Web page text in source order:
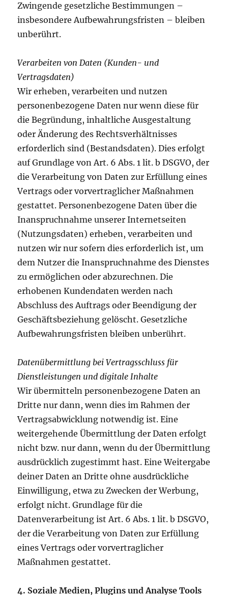
Zwingende gesetzliche Bestimmungen –
insbesondere Aufbewahrungsfristen – bleiben
unberührt.
Verarbeiten von Daten (Kunden- und
Vertragsdaten)
Wir erheben, verarbeiten und nutzen
personenbezogene Daten nur wenn diese für
die Begründung, inhaltliche Ausgestaltung
oder Änderung des Rechtsverhältnisses
erforderlich sind (Bestandsdaten). Dies erfolgt
auf Grundlage von Art. 6 Abs. 1 lit. b DSGVO, der
die Verarbeitung von Daten zur Erfüllung eines
Vertrags oder vorvertraglicher Maßnahmen
gestattet. Personenbezogene Daten über die
Inanspruchnahme unserer Internetseiten
(Nutzungsdaten) erheben, verarbeiten und
nutzen wir nur sofern dies erforderlich ist, um
dem Nutzer die Inanspruchnahme des Dienstes
zu ermöglichen oder abzurechnen. Die
erhobenen Kundendaten werden nach
Abschluss des Auftrags oder Beendigung der
Geschäftsbeziehung gelöscht. Gesetzliche
Aufbewahrungsfristen bleiben unberührt.
Datenübermittlung bei Vertragsschluss für
Dienstleistungen und digitale Inhalte
Wir übermitteln personenbezogene Daten an
Dritte nur dann, wenn dies im Rahmen der
Vertragsabwicklung notwendig ist. Eine
weitergehende Übermittlung der Daten erfolgt
nicht bzw. nur dann, wenn du der Übermittlung
ausdrücklich zugestimmt hast. Eine Weitergabe
deiner Daten an Dritte ohne ausdrückliche
Einwilligung, etwa zu Zwecken der Werbung,
erfolgt nicht. Grundlage für die
Datenverarbeitung ist Art. 6 Abs. 1 lit. b DSGVO,
der die Verarbeitung von Daten zur Erfüllung
eines Vertrags oder vorvertraglicher
Maßnahmen gestattet.
4. Soziale Medien, Plugins und Analyse Tools